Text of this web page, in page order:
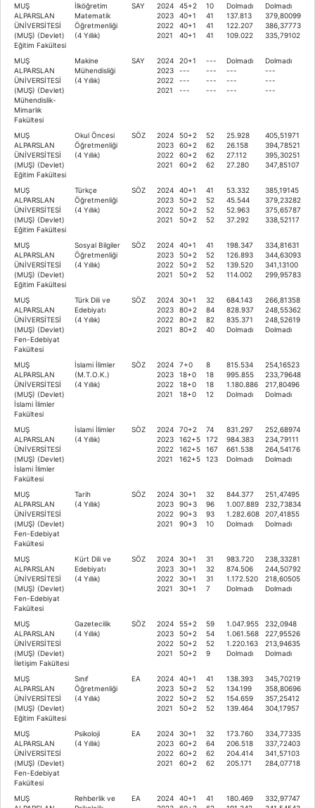
MUŞ
ALPARSLAN
ÜNİVERSİTESİ
(MUŞ) (Devlet)
Eğitim Fakültesi
İlköğretim
Matematik
Öğretmenliği
(4 Yıllık)
SAY
2024
2023
2022
2021
45+2
40+1
40+1
40+1
10
41
41
41
Dolmadı
137.813
122.207
109.022
Dolmadı
379,80099
386,37773
335,79102
MUŞ
ALPARSLAN
ÜNİVERSİTESİ
(MUŞ) (Devlet)
Mühendislik-
Mimarlık
Fakültesi
Makine
Mühendisliği
(4 Yıllık)
SAY
2024
2023
2022
2021
20+1
---
---
---
---
---
---
---
Dolmadı
---
---
---
Dolmadı
---
---
---
MUŞ
ALPARSLAN
ÜNİVERSİTESİ
(MUŞ) (Devlet)
Eğitim Fakültesi
Okul Öncesi
Öğretmenliği
(4 Yıllık)
SÖZ
2024
2023
2022
2021
50+2
60+2
60+2
60+2
52
62
62
62
25.928
26.158
27.112
27.280
405,51971
394,78521
395,30251
347,85107
MUŞ
ALPARSLAN
ÜNİVERSİTESİ
(MUŞ) (Devlet)
Eğitim Fakültesi
Türkçe
Öğretmenliği
(4 Yıllık)
SÖZ
2024
2023
2022
2021
40+1
50+2
50+2
50+2
41
52
52
52
53.332
45.544
52.963
37.292
385,19145
379,23282
375,65787
338,52117
MUŞ
ALPARSLAN
ÜNİVERSİTESİ
(MUŞ) (Devlet)
Eğitim Fakültesi
Sosyal Bilgiler
Öğretmenliği
(4 Yıllık)
SÖZ
2024
2023
2022
2021
40+1
50+2
50+2
50+2
41
52
52
52
198.347
126.893
139.520
114.002
334,81631
344,63093
341,13100
299,95783
MUŞ
ALPARSLAN
ÜNİVERSİTESİ
(MUŞ) (Devlet)
Fen-Edebiyat
Fakültesi
Türk Dili ve
Edebiyatı
(4 Yıllık)
SÖZ
2024
2023
2022
2021
30+1
80+2
80+2
80+2
32
84
82
40
684.143
828.937
835.371
Dolmadı
266,81358
248,55362
248,52619
Dolmadı
MUŞ
ALPARSLAN
ÜNİVERSİTESİ
(MUŞ) (Devlet)
İslami İlimler
Fakültesi
İslami İlimler
(M.T.O.K.)
(4 Yıllık)
SÖZ
2024
2023
2022
2021
7+0
18+0
18+0
18+0
8
18
18
12
815.534
995.855
1.180.886
Dolmadı
254,16523
233,79648
217,80496
Dolmadı
MUŞ
ALPARSLAN
ÜNİVERSİTESİ
(MUŞ) (Devlet)
İslami İlimler
Fakültesi
İslami İlimler
(4 Yıllık)
SÖZ
2024
2023
2022
2021
70+2
162+5
162+5
162+5
74
172
167
123
831.297
984.383
661.538
Dolmadı
252,68974
234,79111
264,54176
Dolmadı
MUŞ
ALPARSLAN
ÜNİVERSİTESİ
(MUŞ) (Devlet)
Fen-Edebiyat
Fakültesi
Tarih
(4 Yıllık)
SÖZ
2024
2023
2022
2021
30+1
90+3
90+3
90+3
32
96
93
10
844.377
1.007.889
1.282.608
Dolmadı
251,47495
232,73834
207,41855
Dolmadı
MUŞ
ALPARSLAN
ÜNİVERSİTESİ
(MUŞ) (Devlet)
Fen-Edebiyat
Fakültesi
Kürt Dili ve
Edebiyatı
(4 Yıllık)
SÖZ
2024
2023
2022
2021
30+1
30+1
30+1
30+1
31
32
31
7
983.720
874.506
1.172.520
Dolmadı
238,33281
244,50792
218,60505
Dolmadı
MUŞ
ALPARSLAN
ÜNİVERSİTESİ
(MUŞ) (Devlet)
İletişim Fakültesi
Gazetecilik
(4 Yıllık)
SÖZ
2024
2023
2022
2021
55+2
50+2
50+2
50+2
59
54
52
9
1.047.955
1.061.568
1.220.163
Dolmadı
232,0948
227,95526
213,94635
Dolmadı
MUŞ
ALPARSLAN
ÜNİVERSİTESİ
(MUŞ) (Devlet)
Eğitim Fakültesi
Sınıf
Öğretmenliği
(4 Yıllık)
EA
2024
2023
2022
2021
40+1
50+2
50+2
50+2
41
52
52
52
138.393
134.199
154.659
139.464
345,70219
358,80696
357,25412
304,17957
MUŞ
ALPARSLAN
ÜNİVERSİTESİ
(MUŞ) (Devlet)
Fen-Edebiyat
Fakültesi
Psikoloji
(4 Yıllık)
EA
2024
2023
2022
2021
30+1
60+2
60+2
60+2
32
64
62
62
173.760
206.518
204.414
205.171
334,77335
337,72403
341,57103
284,07718
MUŞ
Rehberlik ve
EA
2024
40+1
41
180.469
332,97747